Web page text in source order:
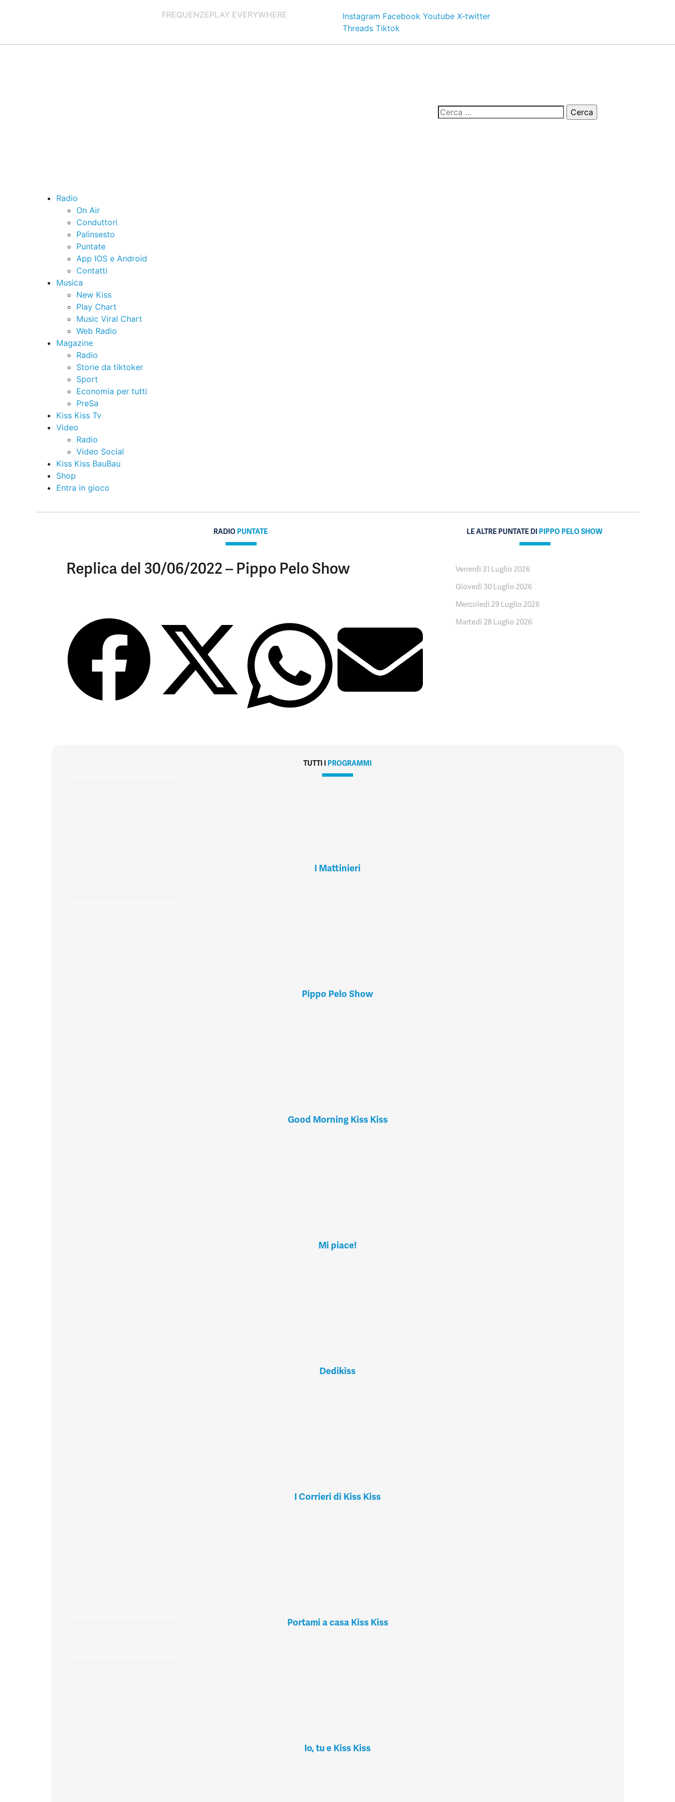
FREQUENZEPLAY EVERYWHERE Instagram Facebook Youtube X-twitter
Threads Tiktok
Radio
On Air
Conduttori
Palinsesto
Puntate
App IOS e Android
Contatti
Musica
New Kiss
Play Chart
Music Viral Chart
Web Radio
Magazine
Radio
Storie da tiktoker
Sport
Economia per tutti
PreSa
Kiss Kiss Tv
Video
Radio
Video Social
Kiss Kiss BauBau
Shop
Entra in gioco
RADIO PUNTATE
Replica del 30/06/2022 – Pippo Pelo Show
LE ALTRE PUNTATE DI PIPPO PELO SHOW
Venerdì 31 Luglio 2026
Giovedì 30 Luglio 2026
Mercoledì 29 Luglio 2026
Martedì 28 Luglio 2026
TUTTI I PROGRAMMI
I Mattinieri
Pippo Pelo Show
Good Morning Kiss Kiss
Mi piace!
Dedikiss
I Corrieri di Kiss Kiss
Portami a casa Kiss Kiss
Io, tu e Kiss Kiss